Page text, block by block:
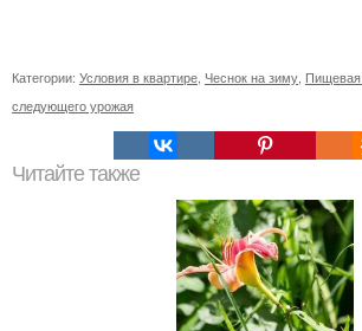
Категории: Условия в квартире Чеснок на зиму
следующего урожая
Читайте также